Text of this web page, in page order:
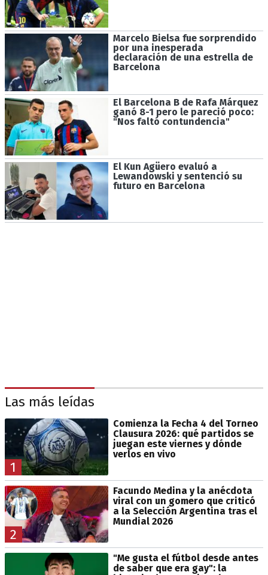
Marcelo Bielsa fue sorprendido
por una inesperada
declaración de una estrella de
Barcelona
El Barcelona B de Rafa Márquez
ganó 8-1 pero le pareció poco:
"Nos faltó contundencia"
El Kun Agüero evaluó a
Lewandowski y sentenció su
futuro en Barcelona
Las más leídas
1
Comienza la Fecha 4 del Torneo
Clausura 2026: qué partidos se
juegan este viernes y dónde
verlos en vivo
2
Facundo Medina y la anécdota
viral con un gomero que criticó
a la Selección Argentina tras el
Mundial 2026
"Me gusta el fútbol desde antes
de saber que era gay": la